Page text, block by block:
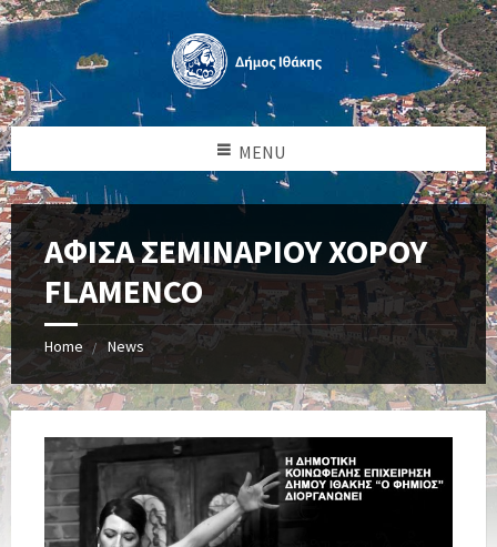
MENU
ΑΦΙΣΑ ΣΕΜΙΝΑΡΙΟΥ ΧΟΡΟΥ
FLAMENCO
Home News